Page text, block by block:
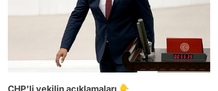
CHP'li vekilin açıklamaları 👇